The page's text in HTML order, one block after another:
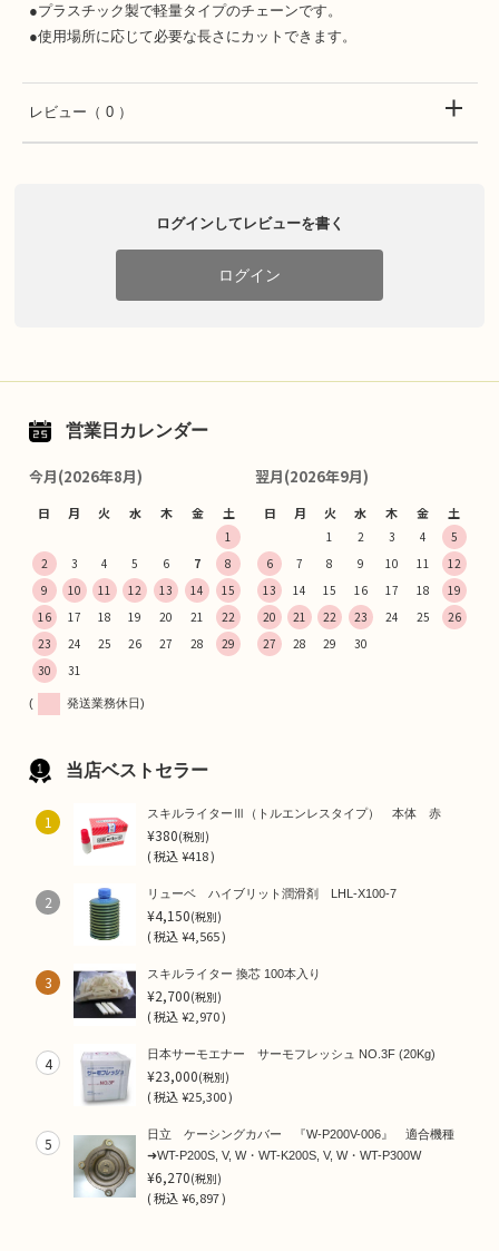
●プラスチック製で軽量タイプのチェーンです。
●使用場所に応じて必要な長さにカットできます。
レビュー （ 0 ）
ログインしてレビューを書く
ログイン
営業日カレンダー
今月(2026年8月)
日 月 火 水 木 金 土
1
2
3 4 5 6 7
8
9
10 11 12 13 14
15
16
17 18 19 20 21
22
23
24 25 26 27 28
29
30
31
翌月(2026年9月)
日 月 火 水 木 金 土
1 2 3 4
5
6
7 8 9 10 11
12
13
14 15 16 17 18
19
20
21 22 23 24 25
26
27
28 29 30
( 発送業務休日)
当店ベストセラー
1 スキルライターⅢ（トルエンレスタイプ） 本体 赤
¥380(税別)
(税込¥418 )
2 リューベ ハイブリット潤滑剤 LHL-X100-7
¥4,150(税別)
(税込¥4,565 )
3 スキルライター 換芯 100本入り
¥2,700(税別)
(税込¥2,970 )
4 日本サーモエナー サーモフレッシュ NO.3F (20Kg)
¥23,000(税別)
(税込¥25,300 )
5
日立 ケーシングカバー 『W-P200V-006』 適合機種
➜WT-P200S, V, W・WT-K200S, V, W・WT-P300W
¥6,270(税別)
(税込¥6,897 )